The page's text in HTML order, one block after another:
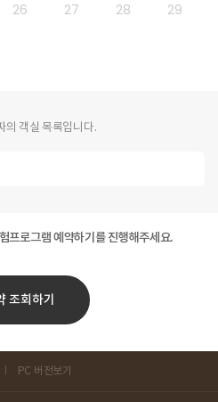
26 27 28
29
의 객실 목록입니다.
프로그램 예약하기를 진행해주세요.
조회하기
PC 버전보기